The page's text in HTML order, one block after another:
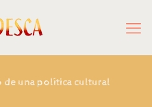
de una política cultural